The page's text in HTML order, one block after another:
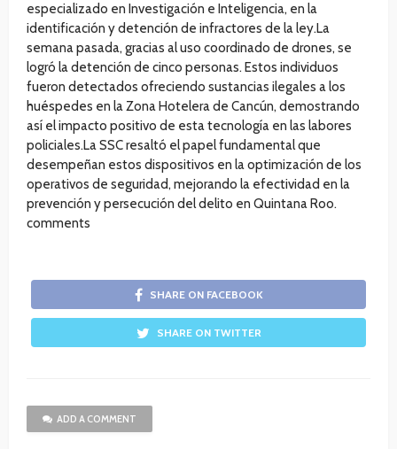
especializado en Investigación e Inteligencia, en la
identificación y detención de infractores de la ley.La
semana pasada, gracias al uso coordinado de drones, se
logró la detención de cinco personas. Estos individuos
fueron detectados ofreciendo sustancias ilegales a los
huéspedes en la Zona Hotelera de Cancún, demostrando
así el impacto positivo de esta tecnología en las labores
policiales.La SSC resaltó el papel fundamental que
desempeñan estos dispositivos en la optimización de los
operativos de seguridad, mejorando la efectividad en la
prevención y persecución del delito en Quintana Roo.
comments
SHARE ON FACEBOOK
SHARE ON TWITTER
ADD A COMMENT